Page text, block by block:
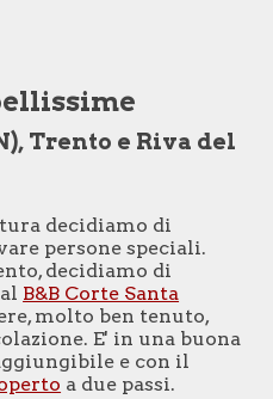
Trento e Riva del
decidiamo di
persone speciali.
decidiamo di
B&B Corte Santa
molto ben tenuto,
E' in una buona
e con il
a due passi.